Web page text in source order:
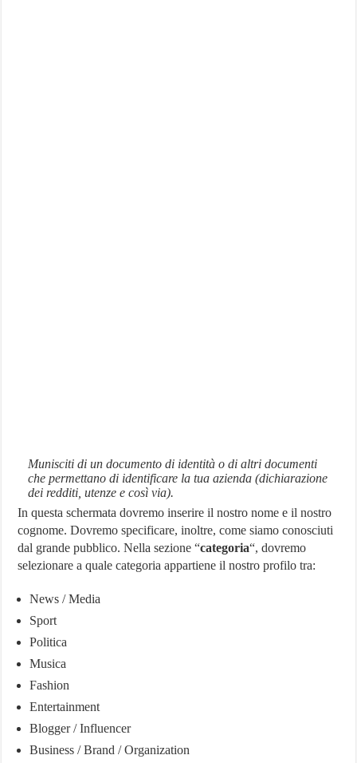
Munisciti di un documento di identità o di altri documenti
che permettano di identificare la tua azienda (dichiarazione
dei redditi, utenze e così via).
In questa schermata dovremo inserire il nostro nome e il nostro
cognome. Dovremo specificare, inoltre, come siamo conosciuti
dal grande pubblico. Nella sezione “categoria“, dovremo
selezionare a quale categoria appartiene il nostro profilo tra:
News / Media
Sport
Politica
Musica
Fashion
Entertainment
Blogger / Influencer
Business / Brand / Organization